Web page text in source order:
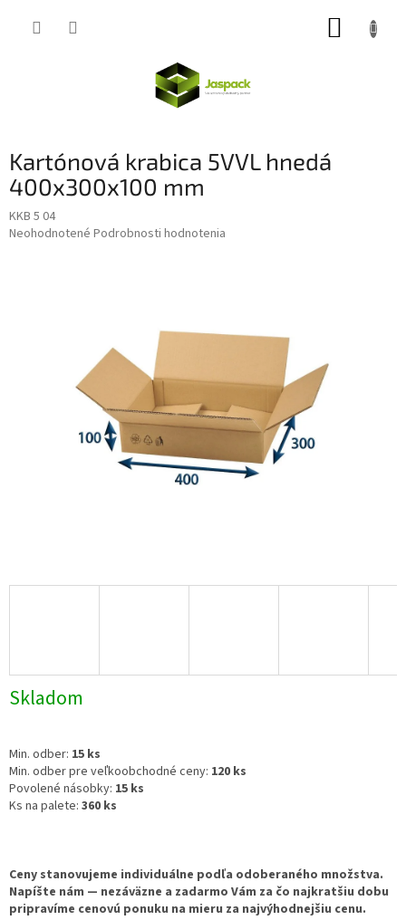
Kartónová krabica 5VVL hnedá
400x300x100 mm
KKB 5 04
Priemerné
Neohodnotené Podrobnosti hodnotenia
Skladom
Min. odber: 15 ks
Min. odber pre veľkoobchodné ceny: 120 ks
Povolené násobky: 15 ks
Ks na palete: 360 ks
Ceny stanovujeme individuálne podľa odoberaného množstva.
Napíšte nám — nezáväzne a zadarmo Vám za čo najkratšiu dobu
pripravíme cenovú ponuku na mieru za najvýhodnejšiu cenu.